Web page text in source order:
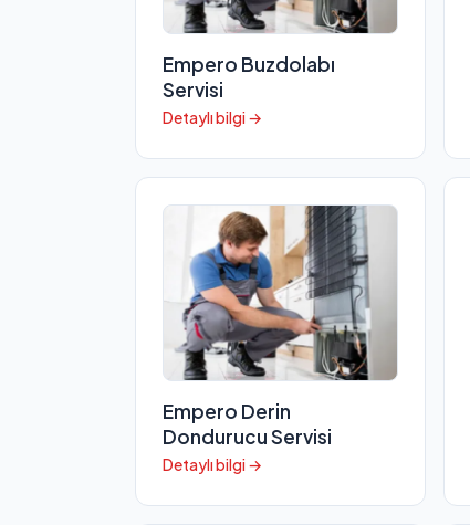
Empero Buzdolabı
Servisi
Detaylı bilgi →
Empero Derin
Dondurucu Servisi
Detaylı bilgi →